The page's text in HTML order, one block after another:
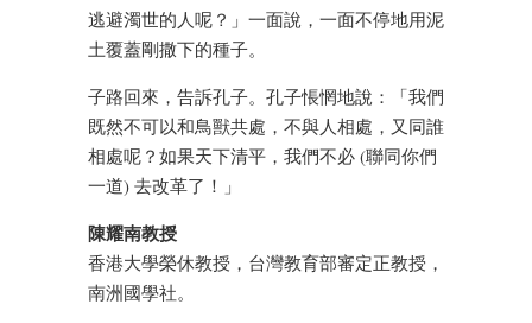
逃避濁世的人呢？」一面說，一面不停地用泥
土覆蓋剛撒下的種子。
子路回來，告訴孔子。孔子悵惘地說：「我們
既然不可以和鳥獸共處，不與人相處，又同誰
相處呢？如果天下清平，我們不必 (聯同你們
一道) 去改革了！」
陳耀南教授
香港大學榮休教授，台灣教育部審定正教授，
南洲國學社。